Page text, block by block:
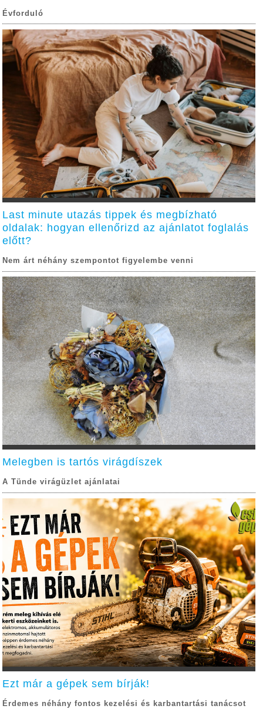
Évforduló
Last minute utazás tippek és megbízható
oldalak: hogyan ellenőrizd az ajánlatot foglalás
előtt?
Nem árt néhány szempontot figyelembe venni
Melegben is tartós virágdíszek
A Tünde virágüzlet ajánlatai
Ezt már a gépek sem bírják!
Érdemes néhány fontos kezelési és karbantartási tanácsot